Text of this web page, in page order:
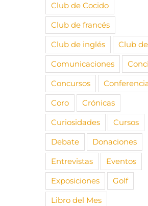
Club de Cocido
Club de francés
Club de inglés
Club
Comunicaciones
Concursos
Coro
Crónicas
Curiosidades
Cursos
Debate
Donaciones
Entrevistas
Eventos
Exposiciones
Golf
Libro del Mes